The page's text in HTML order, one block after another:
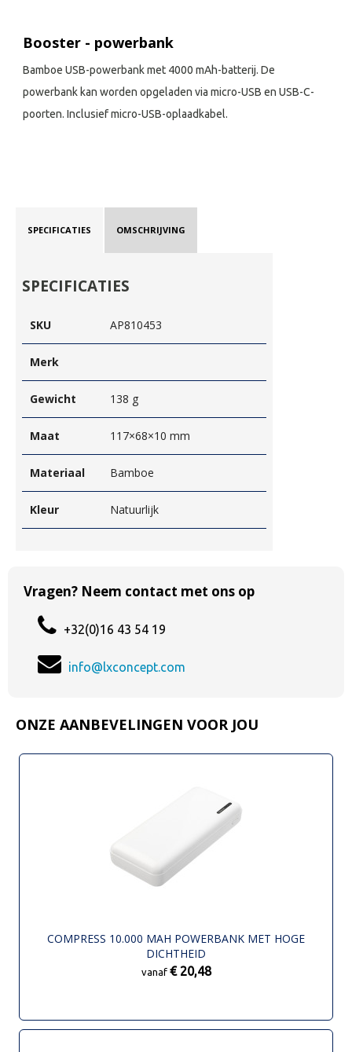
Booster - powerbank
Bamboe USB-powerbank met 4000 mAh-batterij. De
powerbank kan worden opgeladen via micro-USB en USB-C-
poorten. Inclusief micro-USB-oplaadkabel.
SPECIFICATIES OMSCHRIJVING
SPECIFICATIES
SKU AP810453
Merk
Gewicht 138 g
Maat 117×68×10 mm
Materiaal Bamboe
Kleur Natuurlijk
Vragen? Neem contact met ons op
+32(0)16 43 54 19
info@lxconcept.com
ONZE AANBEVELINGEN VOOR JOU
COMPRESS 10.000 MAH POWERBANK MET HOGE
DICHTHEID
vanaf € 20,48